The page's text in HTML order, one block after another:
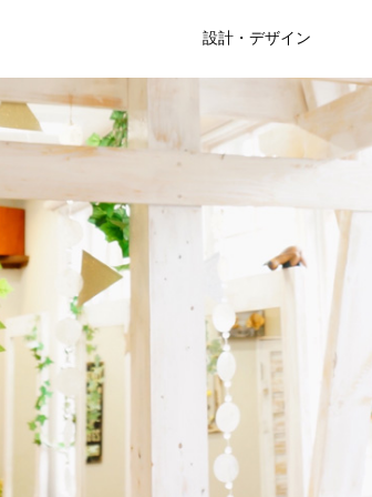
設計・デザイン